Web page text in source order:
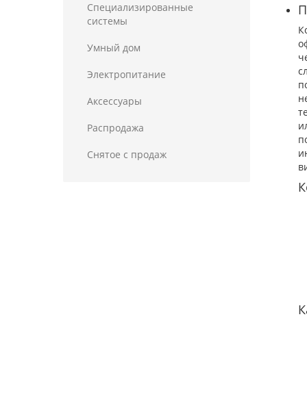
Специализированные
системы
Умный дом
Электропитание
Аксессуары
Распродажа
Снятое с продаж